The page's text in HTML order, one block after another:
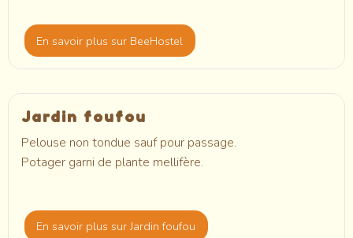
En savoir plussur BeeHostel
Jardin foufou
Pelouse non tondue sauf pour passage.
Potager garni de plante mellifère.
En savoir plussur Jardin foufou